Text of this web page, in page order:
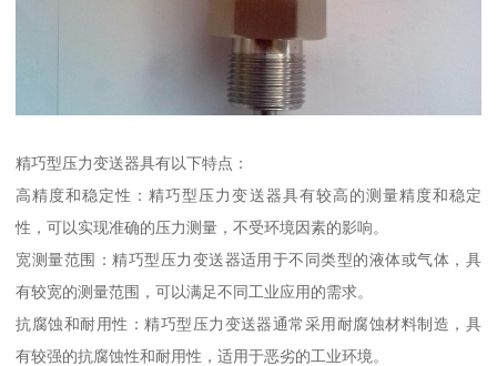
精巧型压力变送器具有以下特点：
高精度和稳定性：精巧型压力变送器具有较高的测量精度和稳定
性，可以实现准确的压力测量，不受环境因素的影响。
宽测量范围：精巧型压力变送器适用于不同类型的液体或气体，具
有较宽的测量范围，可以满足不同工业应用的需求。
抗腐蚀和耐用性：精巧型压力变送器通常采用耐腐蚀材料制造，具
有较强的抗腐蚀性和耐用性，适用于恶劣的工业环境。